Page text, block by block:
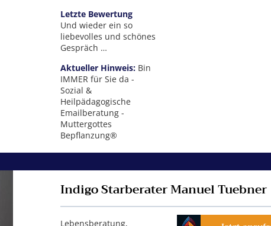
hl. Stern Deni
über meine
allmächtigen
& Mama Bär
Mayas
Leben als
ich in unserem
Indigo Starberater Manuel Tueb
ner
Lebensberatung, Coaching,
Erfolgstraining,
Unternehmensberatung, Finanzen
und
Magazin und
Indigo
🐞
Letzte Bewertung
Und wieder ein so
liebevolles und schönes
Gespräch …
Aktueller Hinweis: Bin
IMMER für Sie da -
Sozial &
Heilpädagogische
Emailberatung -
Muttergottes
Bepflanzung®
Indigo Starberater Manuel Tuebner
Lebensberatung,